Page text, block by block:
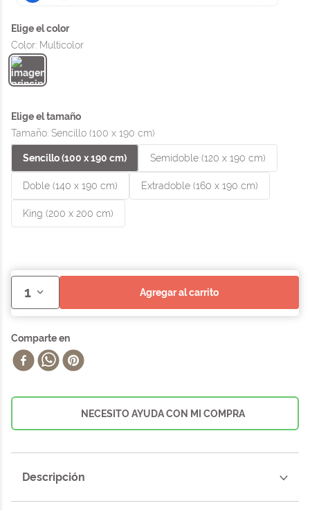
Color: Multicolor
Tamaño: Sencillo (100 x 190 cm)
Sencillo (100 x 190 cm) Semidoble (120 x 190 cm)
Doble (140 x 190 cm) Extradoble (160 x 190 cm)
King (200 x 200 cm)
1 agregar al carrito
NECESITO AYUDA CON MI COMPRA
Descripción